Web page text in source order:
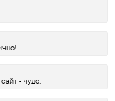
- чудо.